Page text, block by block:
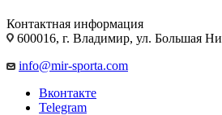
Контактная информация
600016, г. Владимир, ул. Большая
info@mir-sporta.com
Вконтакте
Telegram